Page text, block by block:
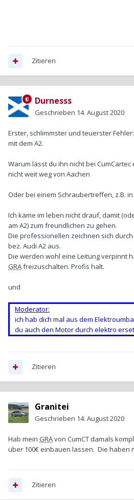
Zitieren
Durnesss
Geschrieben 14. August 2020
Erster, schlimmster und teuerster
mit dem A2.
Warum lässt du ihn nicht bei
nicht weit weg von Aachen
Oder bei einem Schraubertreffen, z.B. in
Ich käme im leben nicht drauf, damit
am A2) zum freundlichen zu gehen.
Die professionellen zeichnen sich
bez. Audi A2 aus.
Die werden wohl eine Leitung verpinnt
GRAfreizuschalten. Profis halt.
und
Moderator:
ich hab dich mal aus dem
du auch den Motor durch elektro
Zitieren
Granitei
Geschrieben 14. August 2020
Hab mein GRAvon CumCT damals
über 100€ einbauen lassen. Die haben
Zitieren